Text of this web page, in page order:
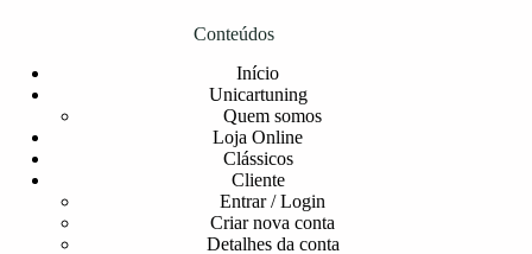
Conteúdos
Início
Unicartuning
Quem somos
Loja Online
Clássicos
Cliente
Entrar / Login
Criar nova conta
Detalhes da conta